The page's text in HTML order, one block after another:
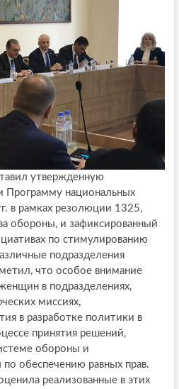
утвержденную
Программу национальных
в рамках резолюции 1325,
обороны, и зафиксированный
по стимулированию
подразделения
что особое внимание
в подразделениях,
миссиях,
в разработке политики в
принятия решений,
обороны и
обеспечению равных прав.
реализованные в этих